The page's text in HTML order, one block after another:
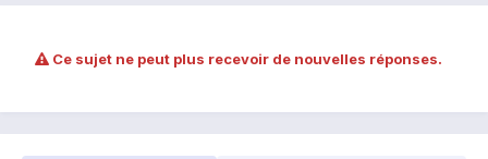
Ce sujet ne peut plus recevoir de nouvelles réponses.